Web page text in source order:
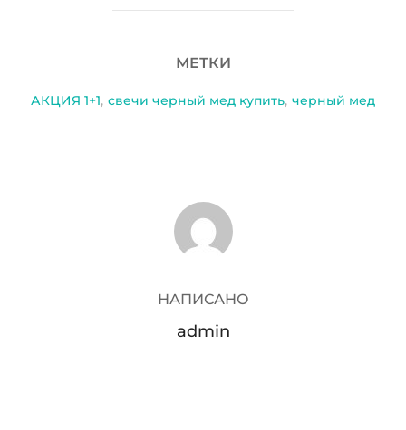
МЕТКИ
АКЦИЯ 1+1, свечи черный мед купить, черный мед
АВТОР ЗАПИСИ
НАПИСАНО
admin